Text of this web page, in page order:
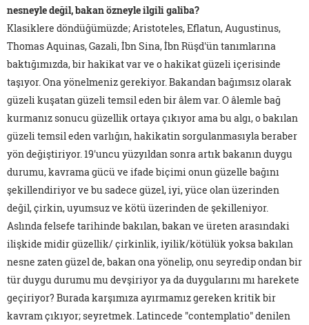
nesneyle değil, bakan özneyle ilgili galiba?
Klasiklere döndüğümüzde; Aristoteles, Eflatun, Augustinus,
Thomas Aquinas, Gazali, İbn Sina, İbn Rüşd'ün tanımlarına
baktığımızda, bir hakikat var ve o hakikat güzeli içerisinde
taşıyor. Ona yönelmeniz gerekiyor. Bakandan bağımsız olarak
güzeli kuşatan güzeli temsil eden bir âlem var. O âlemle bağ
kurmanız sonucu güzellik ortaya çıkıyor ama bu algı, o bakılan
güzeli temsil eden varlığın, hakikatin sorgulanmasıyla beraber
yön değiştiriyor. 19'uncu yüzyıldan sonra artık bakanın duygu
durumu, kavrama gücü ve ifade biçimi onun güzelle bağını
şekillendiriyor ve bu sadece güzel, iyi, yüce olan üzerinden
değil, çirkin, uyumsuz ve kötü üzerinden de şekilleniyor.
Aslında felsefe tarihinde bakılan, bakan ve üreten arasındaki
ilişkide midir güzellik/ çirkinlik, iyilik/kötülük yoksa bakılan
nesne zaten güzel de, bakan ona yönelip, onu seyredip ondan bir
tür duygu durumu mu devşiriyor ya da duygularını mı harekete
geçiriyor? Burada karşımıza ayırmamız gereken kritik bir
kavram çıkıyor; seyretmek. Latincede "contemplatio" denilen